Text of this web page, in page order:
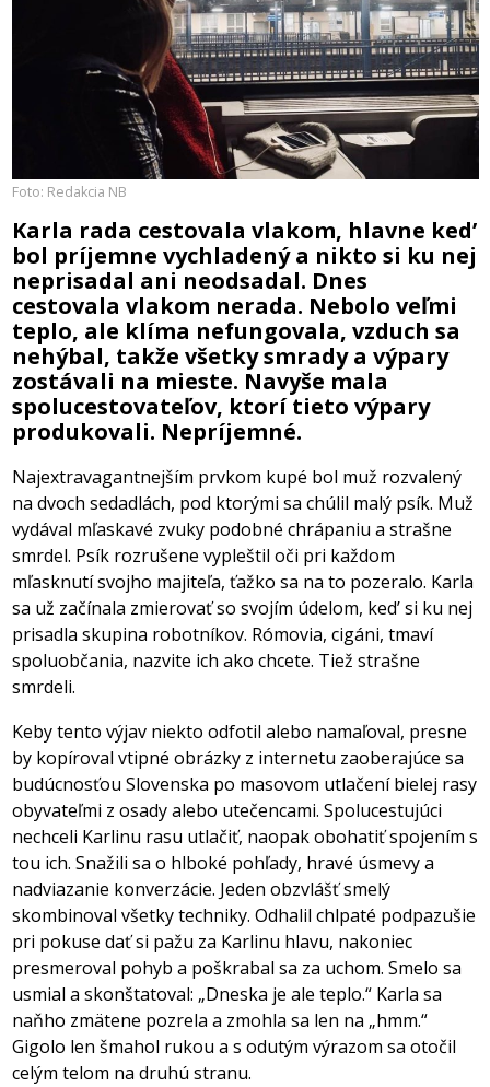
Foto: Redakcia NB
Karla rada cestovala vlakom, hlavne ked’
bol príjemne vychladený a nikto si ku nej
neprisadal ani neodsadal. Dnes
cestovala vlakom nerada. Nebolo veľmi
teplo, ale klíma nefungovala, vzduch sa
nehýbal, takže všetky smrady a výpary
zostávali na mieste. Navyše mala
spolucestovateľov, ktorí tieto výpary
produkovali. Nepríjemné.
Najextravagantnejším prvkom kupé bol muž rozvalený
na dvoch sedadlách, pod ktorými sa chúlil malý psík. Muž
vydával mľaskavé zvuky podobné chrápaniu a strašne
smrdel. Psík rozrušene vypleštil oči pri každom
mľasknutí svojho majiteľa, ťažko sa na to pozeralo. Karla
sa už začínala zmierovať so svojím údelom, ked’ si ku nej
prisadla skupina robotníkov. Rómovia, cigáni, tmaví
spoluobčania, nazvite ich ako chcete. Tiež strašne
smrdeli.
Keby tento výjav niekto odfotil alebo namaľoval, presne
by kopíroval vtipné obrázky z internetu zaoberajúce sa
budúcnosťou Slovenska po masovom utlačení bielej rasy
obyvateľmi z osady alebo utečencami. Spolucestujúci
nechceli Karlinu rasu utlačiť, naopak obohatiť spojením s
tou ich. Snažili sa o hlboké pohľady, hravé úsmevy a
nadviazanie konverzácie. Jeden obzvlášť smelý
skombinoval všetky techniky. Odhalil chlpaté podpazušie
pri pokuse dať si pažu za Karlinu hlavu, nakoniec
presmeroval pohyb a poškrabal sa za uchom. Smelo sa
usmial a skonštatoval: „Dneska je ale teplo.“ Karla sa
naňho zmätene pozrela a zmohla sa len na „hmm.“
Gigolo len šmahol rukou a s odutým výrazom sa otočil
celým telom na druhú stranu.